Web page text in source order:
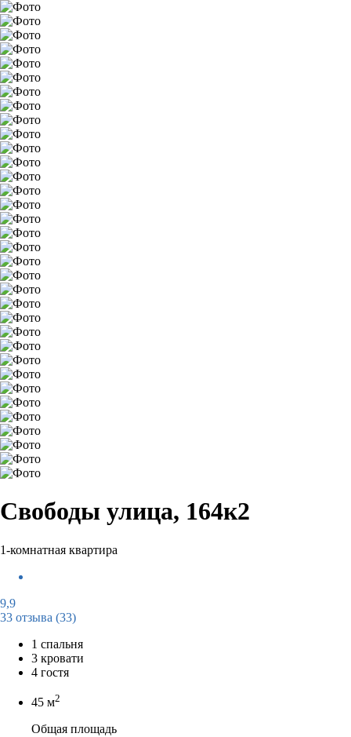
Свободы улица, 164к2
1-комнатная квартира
9,9
33 отзыва (33)
1 спальня
3 кровати
4 гостя
45 м2
Общая площадь